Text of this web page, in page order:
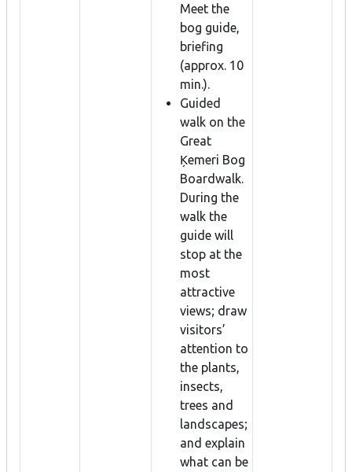
Meet the
bog guide,
briefing
(approx. 10
min.).
Guided
walk on the
Great
Ķemeri Bog
Boardwalk.
During the
walk the
guide will
stop at the
most
attractive
views; draw
visitors’
attention to
the plants,
insects,
trees and
landscapes;
and explain
what can be